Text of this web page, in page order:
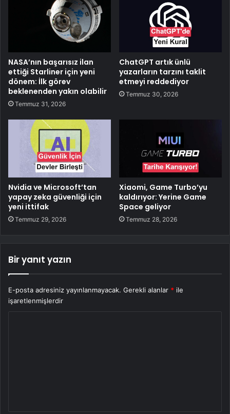
NASA’nın başarısız ilan
ettiği Starliner için yeni
dönem: İlk görev
beklenenden yakın olabilir
Temmuz 31, 2026
ChatGPT artık ünlü
yazarların tarzını taklit
etmeyi reddediyor
Temmuz 30, 2026
Nvidia ve Microsoft’tan
yapay zeka güvenliği için
yeni ittifak
Temmuz 29, 2026
Xiaomi, Game Turbo’yu
kaldırıyor: Yerine Game
Space geliyor
Temmuz 28, 2026
Bir yanıt yazın
E-posta adresiniz yayınlanmayacak. Gerekli alanlar * ile
işaretlenmişlerdir